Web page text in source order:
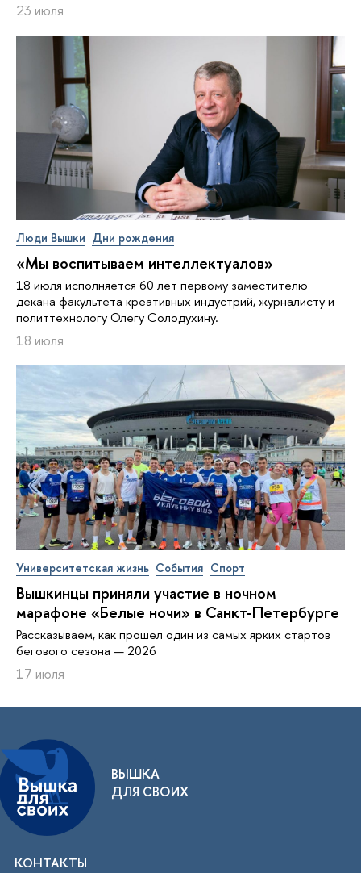
23 июля
Люди Вышки Дни рождения
«Мы воспитываем интеллектуалов»
18 июля исполняется 60 лет первому заместителю
декана факультета креативных индустрий, журналисту и
политтехнологу Олегу Солодухину.
18 июля
Университетская жизнь События Спорт
Вышкинцы приняли участие в ночном
марафоне «Белые ночи» в Санкт-Петербурге
Рассказываем, как прошел один из самых ярких стартов
бегового сезона — 2026
17 июля
ВЫШКА
ДЛЯ СВОИХ
КОНТАКТЫ